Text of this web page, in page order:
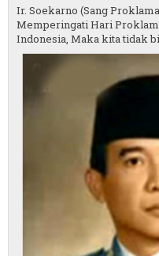
Ir. Soekarno (Sang
Memperingati Hari
Indonesia, Maka kita tidak